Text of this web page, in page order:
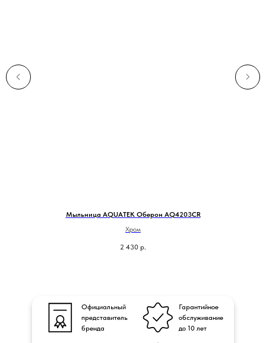
Мыльница AQUATEK Оберон AQ4203CR
Хром
2 430 р.
Официальный
представитель
бренда
Гарантийное
обслуживание
до 10 лет